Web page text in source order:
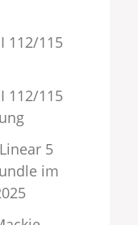
112/115
112/115
5
im